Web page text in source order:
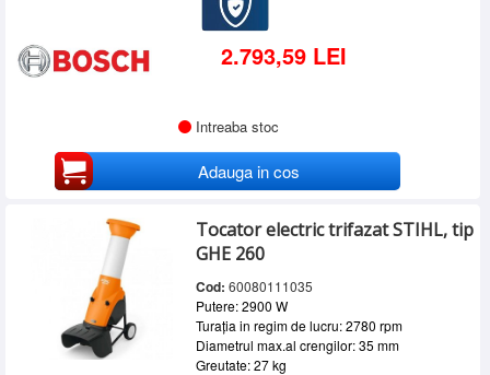
2.793,59 LEI
Intreaba stoc
Adauga in cos
Tocator electric trifazat STIHL, tip
GHE 260
Cod: 60080111035
Putere: 2900 W
Turația in regim de lucru: 2780 rpm
Diametrul max.al crengilor: 35 mm
Greutate: 27 kg